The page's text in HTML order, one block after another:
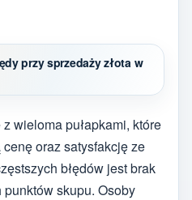
przy sprzedaży złota w
wieloma pułapkami, które
oraz satysfakcję ze
błędów jest brak
skupu. Osoby